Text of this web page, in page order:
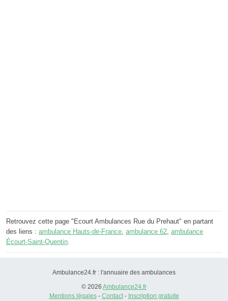
Retrouvez cette page "Ecourt Ambulances Rue du Prehaut" en partant
des liens : ambulance Hauts-de-France, ambulance 62, ambulance
Écourt-Saint-Quentin.
Ambulance24.fr : l'annuaire des ambulances
© 2026 Ambulance24.fr
Mentions légales- Contact- Inscription gratuite